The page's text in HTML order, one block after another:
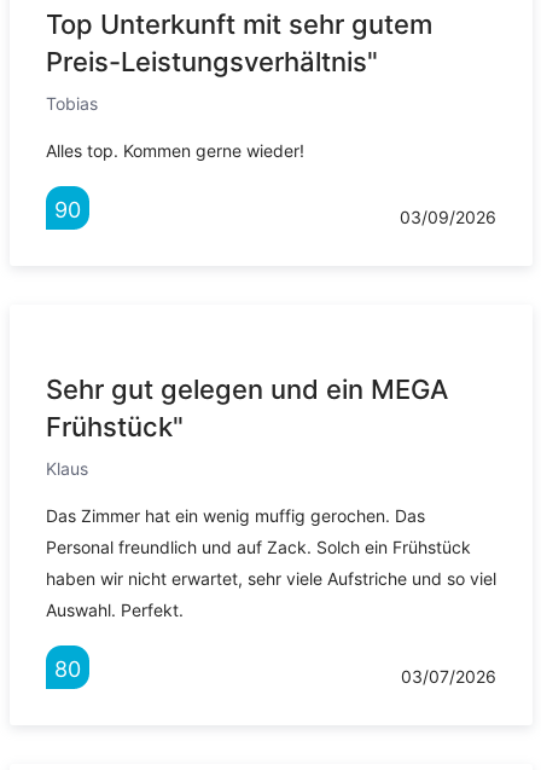
Top Unterkunft mit sehr gutem
Preis-Leistungsverhältnis"
Tobias
Alles top. Kommen gerne wieder!
90 03/09/2026
Sehr gut gelegen und ein MEGA
Frühstück"
Klaus
Das Zimmer hat ein wenig muffig gerochen. Das
Personal freundlich und auf Zack. Solch ein Frühstück
haben wir nicht erwartet, sehr viele Aufstriche und so viel
Auswahl. Perfekt.
80 03/07/2026